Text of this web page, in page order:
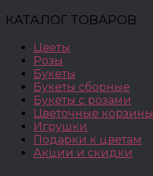
КАТАЛОГ ТОВАРОВ
Цветы
Розы
Букеты
Букеты сборные
Букеты с розами
Цветочные корзины
Игрушки
Подарки к цветам
Акции и скидки